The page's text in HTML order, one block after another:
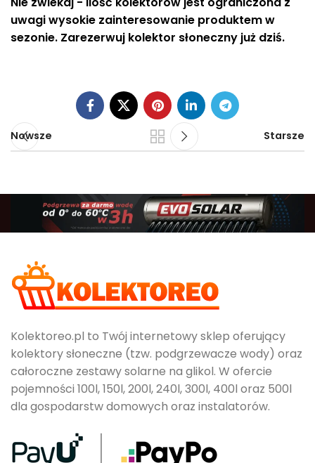
uwagi wysokie zainteresowanie produktem w
sezonie. Zarezerwuj kolektor słoneczny już dziś.
Nowsze Starsze
Kolektoreo.pl to Twój internetowy sklep oferujący
kolektory słoneczne (tzw. podgrzewacze wody) oraz
całoroczne zestawy solarne na glikol. W ofercie
pojemności 100l, 150l, 200l, 240l, 300l, 400l oraz 500l
dla gospodarstw domowych oraz instalatorów.